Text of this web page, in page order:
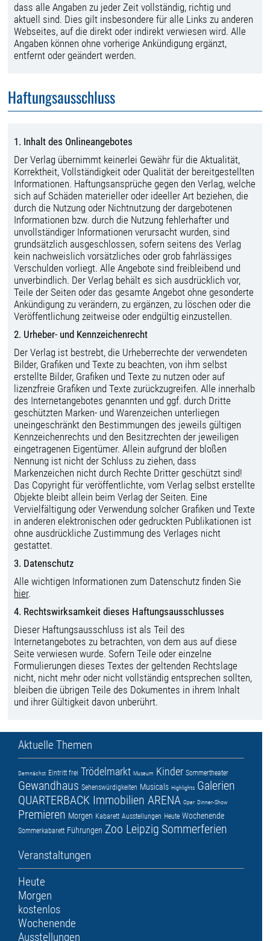
dass alle Angaben zu jeder Zeit vollständig, richtig und
aktuell sind. Dies gilt insbesondere für alle Links zu anderen
Webseites, auf die direkt oder indirekt verwiesen wird. Alle
Angaben können ohne vorherige Ankündigung ergänzt,
entfernt oder geändert werden.
Haftungsausschluss
1. Inhalt des Onlineangebotes
Der Verlag übernimmt keinerlei Gewähr für die Aktualität,
Korrektheit, Vollständigkeit oder Qualität der bereitgestellten
Informationen. Haftungsansprüche gegen den Verlag, welche
sich auf Schäden materieller oder ideeller Art beziehen, die
durch die Nutzung oder Nichtnutzung der dargebotenen
Informationen bzw. durch die Nutzung fehlerhafter und
unvollständiger Informationen verursacht wurden, sind
grundsätzlich ausgeschlossen, sofern seitens des Verlag
kein nachweislich vorsätzliches oder grob fahrlässiges
Verschulden vorliegt. Alle Angebote sind freibleibend und
unverbindlich. Der Verlag behält es sich ausdrücklich vor,
Teile der Seiten oder das gesamte Angebot ohne gesonderte
Ankündigung zu verändern, zu ergänzen, zu löschen oder die
Veröffentlichung zeitweise oder endgültig einzustellen.
2. Urheber- und Kennzeichenrecht
Der Verlag ist bestrebt, die Urheberrechte der verwendeten
Bilder, Grafiken und Texte zu beachten, von ihm selbst
erstellte Bilder, Grafiken und Texte zu nutzen oder auf
lizenzfreie Grafiken und Texte zurückzugreifen. Alle innerhalb
des Internetangebotes genannten und ggf. durch Dritte
geschützten Marken- und Warenzeichen unterliegen
uneingeschränkt den Bestimmungen des jeweils gültigen
Kennzeichenrechts und den Besitzrechten der jeweiligen
eingetragenen Eigentümer. Allein aufgrund der bloßen
Nennung ist nicht der Schluss zu ziehen, dass
Markenzeichen nicht durch Rechte Dritter geschützt sind!
Das Copyright für veröffentlichte, vom Verlag selbst erstellte
Objekte bleibt allein beim Verlag der Seiten. Eine
Vervielfältigung oder Verwendung solcher Grafiken und Texte
in anderen elektronischen oder gedruckten Publikationen ist
ohne ausdrückliche Zustimmung des Verlages nicht
gestattet.
3. Datenschutz
Alle wichtigen Informationen zum Datenschutz finden Sie
hier.
4. Rechtswirksamkeit dieses Haftungsausschlusses
Dieser Haftungsausschluss ist als Teil des
Internetangebotes zu betrachten, von dem aus auf diese
Seite verwiesen wurde. Sofern Teile oder einzelne
Formulierungen dieses Textes der geltenden Rechtslage
nicht, nicht mehr oder nicht vollständig entsprechen sollten,
bleiben die übrigen Teile des Dokumentes in ihrem Inhalt
und ihrer Gültigkeit davon unberührt.
Aktuelle Themen
Demnächst Eintritt frei Trödelmarkt Museum Kinder Sommertheater
Gewandhaus Sehenswürdigkeiten Musicals Highlights Galerien
QUARTERBACK Immobilien ARENA Oper Dinner-Show
Premieren Morgen Kabarett Ausstellungen Heute Wochenende
Sommerkabarett Führungen Zoo Leipzig Sommerferien
Veranstaltungen
Heute
Morgen
kostenlos
Wochenende
Ausstellungen